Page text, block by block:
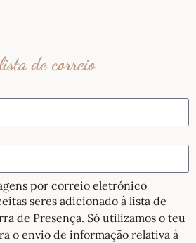
de correio
por correio eletrónico
seres adicionado à lista de
de Presença. Só utilizamos o teu
o envio de informação relativa à